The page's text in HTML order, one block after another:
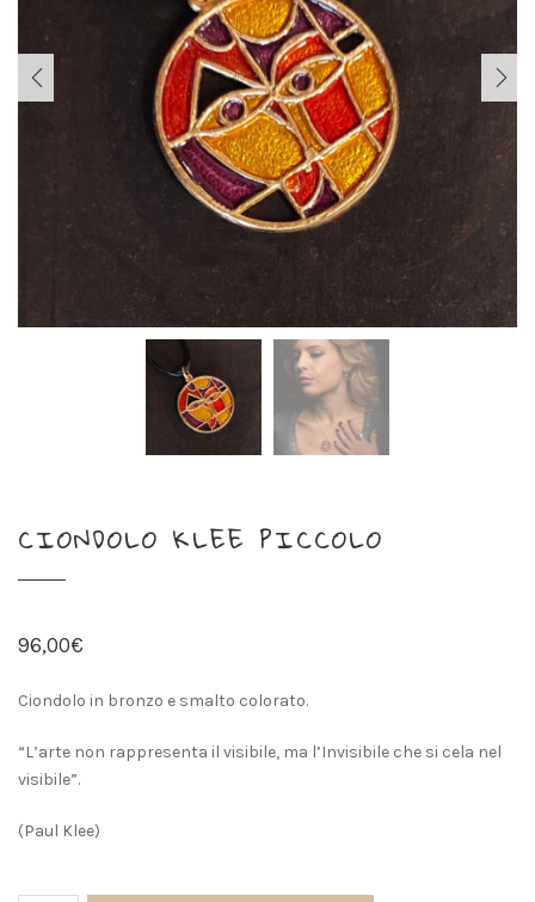
CIONDOLO KLEE PICCOLO
96,00€
Ciondolo in bronzo e smalto colorato.
“L’arte non rappresenta il visibile, ma l’Invisibile che si cela nel
visibile”.
(Paul Klee)